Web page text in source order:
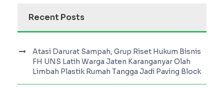
Recent Posts
Atasi Darurat Sampah, Grup Riset Hukum Bisnis
FH UNS Latih Warga Jaten Karanganyar Olah
Limbah Plastik Rumah Tangga Jadi Paving Block